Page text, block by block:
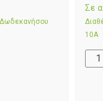
Δωδεκανήσου
Σε
10Α